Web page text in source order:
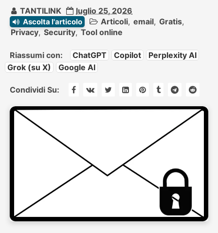
TANTILINK luglio 25, 2026
Ascolta l'articolo Articoli, email, Gratis,
Privacy, Security, Tool online
Riassumi con: ChatGPT Copilot
Perplexity AI
Grok (su X)
Google AI
Condividi Su: